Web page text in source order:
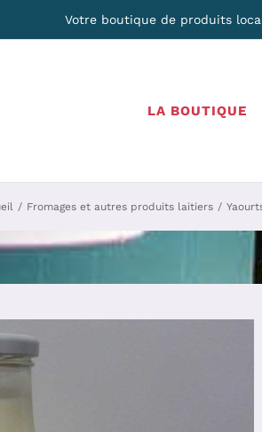
Votre boutique de produits
LA BOUTIQUE
Fromages et autres produits laitiers